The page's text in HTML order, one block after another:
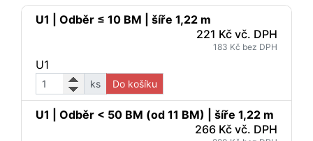
U1 | Odběr ≤ 10 BM | šíře 1,22 m
221 Kč vč. DPH
183 Kč bez DPH
U1
ks Do košíku
U1 | Odběr < 50 BM (od 11 BM) | šíře 1,22 m
266 Kč vč. DPH